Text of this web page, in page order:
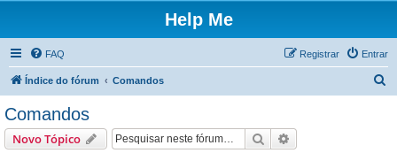
Help Me
FAQ Entrar
Registrar
Índice do fórum Comandos
Comandos
Novo Tópico Pesquisar